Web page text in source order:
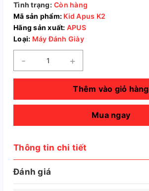
Tình trạng: Còn hàng
Mã sản phẩm: Kid Apus K2
Hãng sản xuất: APUS
Loại: Máy Đánh Giày
- +
Thêm vào giỏ hàng
Mua ngay
Thông tin chi tiết
Đánh giá